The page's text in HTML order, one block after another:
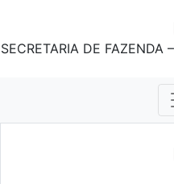
SECRETARIA DE FAZENDA